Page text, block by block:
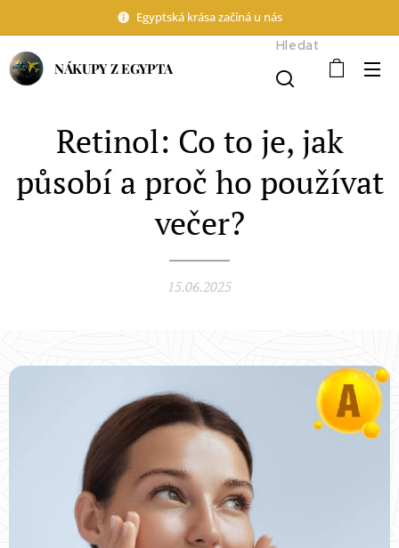
Egyptská krása začíná u nás
NÁKUPY Z EGYPTA
Hledat
Retinol: Co to je, jak
působí a proč ho používat
večer?
15.06.2025